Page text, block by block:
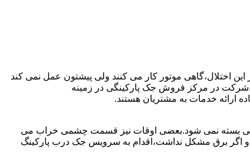
اختلال،گاهی موتور کار می کنند ولی پیشتون عمل نمی کند
در مرکز فروش جک پارکینگی در زمینه
ارائه خدمات به مشتریان هستند.
ولی بسته نمی شود.بعضی اوقات نیز قسمت چشمی خراب می
و اگر برق مشکل نداشت،اقدام به سرویس جک درب پارکینگ